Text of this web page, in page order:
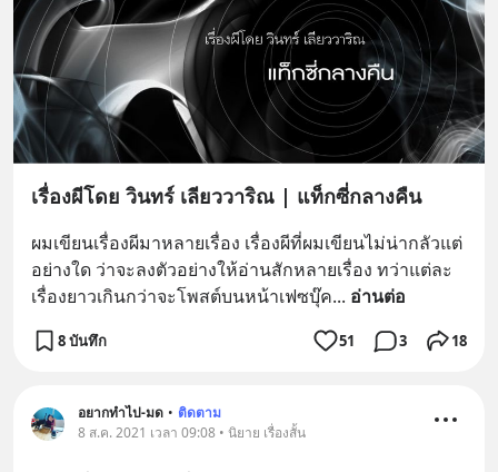
เรื่องผีโดย วินทร์ เลียววาริณ | แท็กซี่กลางคืน
ผมเขียนเรื่องผีมาหลายเรื่อง เรื่องผีที่ผมเขียนไม่น่ากลัวแต่
อย่างใด ว่าจะลงตัวอย่างให้อ่านสักหลายเรื่อง ทว่าแต่ละ
เรื่องยาวเกินกว่าจะโพสต์บนหน้าเฟซบุ๊ค... อ่านต่อ
8 บันทึก 51 3 18
อยากทำไป-มด • ติดตาม
8 ส.ค. 2021 เวลา 09:08 • นิยาย เรื่องสั้น